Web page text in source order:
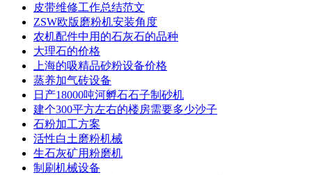
皮带维修工作总结范文
ZSW欧版磨粉机安装角度
农机配件中用的石灰石的品种
大理石的价格
上海的吸精品砂粉设备价格
蒸养加气砖设备
日产18000吨河孵石石子制砂机
建个300平方左右的楼房需要多少沙子
石粉加工方案
活性白土磨粉机械
生石灰矿用粉磨机
制刷机械设备